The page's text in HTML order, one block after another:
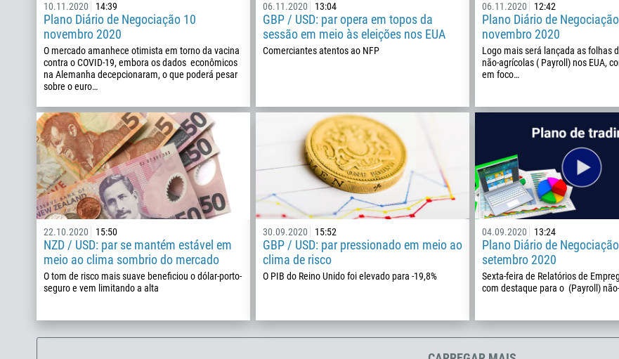
10.11.2020 14:39
Plano Diário de Negociação 10
novembro 2020
O mercado amanhece otimista em torno da vacina
contra o COVID-19, embora os dados econômicos
na Alemanha decepcionaram, o que poderá pesar
sobre o euro…
06.11.2020 13:04
GBP / USD: par opera em topos da
sessão em meio às eleições nos EUA
Comerciantes atentos ao NFP
06.11.2020 12:42
Plano Diário de
novembro 2020
Logo mais será lançada as folhas
não-agrícolas ( Payroll) nos EUA,
em foco…
22.10.2020 15:50
NZD / USD: par se mantém estável em
meio ao clima sombrio do mercado
O tom de risco mais suave beneficiou o dólar-porto-
seguro e vem limitando a alta
30.09.2020 15:52
GBP / USD: par pressionado em meio ao
clima de risco
O PIB do Reino Unido foi elevado para -19,8%
04.09.2020 13:24
Plano Diário de
setembro 2020
Sexta-feira de Relatórios de
com destaque para o (Payroll)
93
355
1264
672
1268
54
297
Agende uma chamada
00:00 23:00
Insira seu comentário, se necessário
ME LIGUE DE VOLTA